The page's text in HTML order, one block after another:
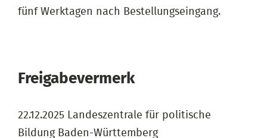
fünf Werktagen nach Bestellungseingang.
Freigabevermerk
22.12.2025 Landeszentrale für politische
Bildung Baden-Württemberg